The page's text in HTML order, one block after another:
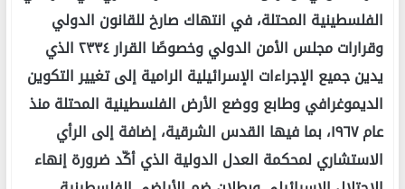
الفلسطينية المحتلة، في انتهاك صارخ للقانون الدولي
وقرارات مجلس الأمن الدولي وخصوصًا القرار ٢٣٣٤ الذي
يدين جميع الإجراءات الإسرائيلية الرامية إلى تغيير التكوين
الديموغرافي وطابع ووضع الأرض الفلسطينية المحتلة منذ
عام ١٩٦٧، بما فيها القدس الشرقية، إضافة إلى الرأي
الاستشاري لمحكمة العدل الدولية الذي أكّد ضرورة إنهاء